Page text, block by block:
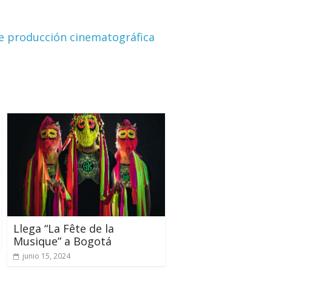
producción cinematográfica
Llega “La Fête de la
Musique” a Bogotá
junio 15, 2024